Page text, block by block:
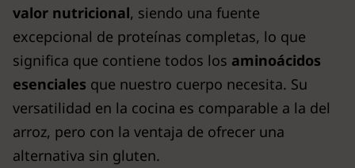
valor nutricional, siendo una fuente
excepcional de proteínas completas, lo que
significa que contiene todos los aminoácidos
esenciales que nuestro cuerpo necesita. Su
versatilidad en la cocina es comparable a la del
arroz, pero con la ventaja de ofrecer una
alternativa sin gluten.